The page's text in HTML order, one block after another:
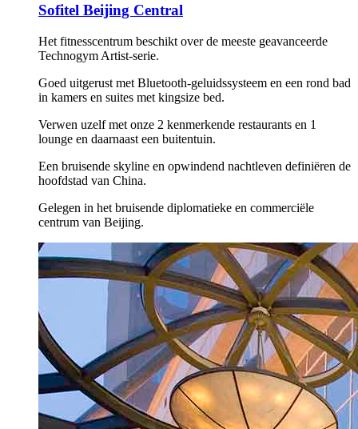
Sofitel Beijing Central
Het fitnesscentrum beschikt over de meeste geavanceerde
Technogym Artist-serie.
Goed uitgerust met Bluetooth-geluidssysteem en een rond bad
in kamers en suites met kingsize bed.
Verwen uzelf met onze 2 kenmerkende restaurants en 1
lounge en daarnaast een buitentuin.
Een bruisende skyline en opwindend nachtleven definiëren de
hoofdstad van China.
Gelegen in het bruisende diplomatieke en commerciële
centrum van Beijing.